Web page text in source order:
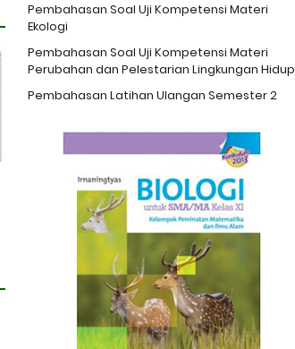
Pembahasan Soal Uji Kompetensi Materi
Ekologi
Pembahasan Soal Uji Kompetensi Materi
Perubahan dan Pelestarian Lingkungan Hidup
Pembahasan Latihan Ulangan Semester 2